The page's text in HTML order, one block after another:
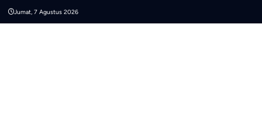
Jumat, 7 Agustus 2026